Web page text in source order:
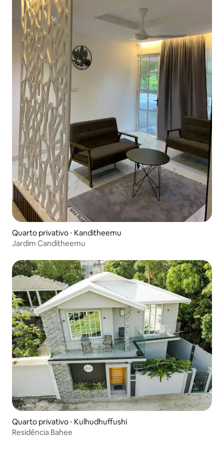
Quarto privativo ⋅ Kanditheemu
Jardim Canditheemu
Quarto privativo ⋅ Kulhudhuffushi
Residência Bahee